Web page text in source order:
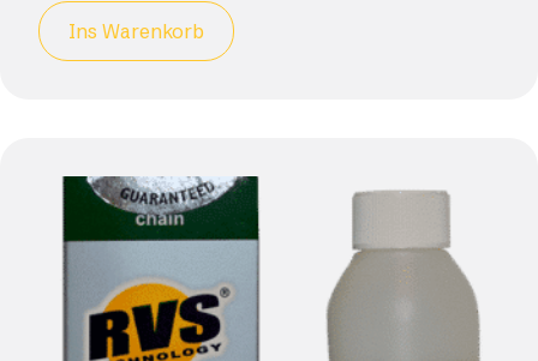
Ins Warenkorb